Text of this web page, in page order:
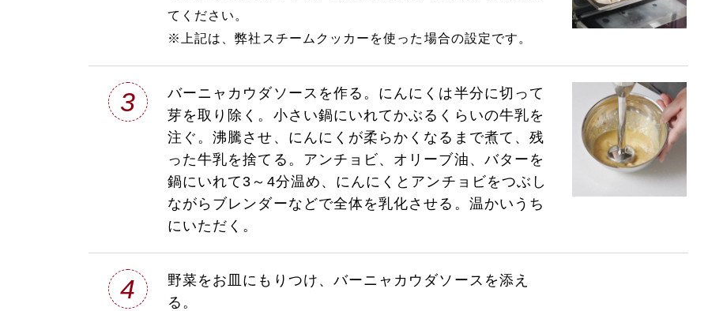
てください。
※上記は、弊社スチームクッカーを使った場合の設定です。
3
バーニャカウダソースを作る。にんにくは半分に切って
芽を取り除く。小さい鍋にいれてかぶるくらいの牛乳を
注ぐ。沸騰させ、にんにくが柔らかくなるまで煮て、残
った牛乳を捨てる。アンチョビ、オリーブ油、バターを
鍋にいれて3～4分温め、にんにくとアンチョビをつぶし
ながらブレンダーなどで全体を乳化させる。温かいうち
にいただく。
4
野菜をお皿にもりつけ、バーニャカウダソースを添え
る。